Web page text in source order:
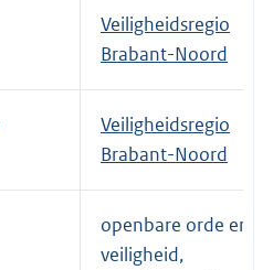
Veiligheidsregio
Brabant-Noord
Veiligheidsregio
Brabant-Noord
openbare orde en
veiligheid,